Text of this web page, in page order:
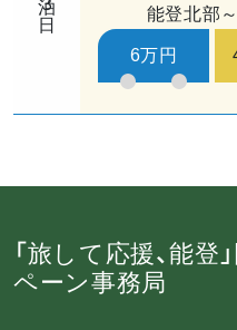
能登北部
6万円
「旅して応援、能
ペーン事務局